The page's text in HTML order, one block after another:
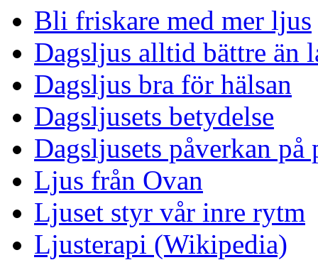
Bli friskare med mer ljus
Dagsljus alltid bättre än
Dagsljus bra för hälsan
Dagsljusets betydelse
Dagsljusets påverkan på
Ljus från Ovan
Ljuset styr vår inre rytm
Ljusterapi (Wikipedia)